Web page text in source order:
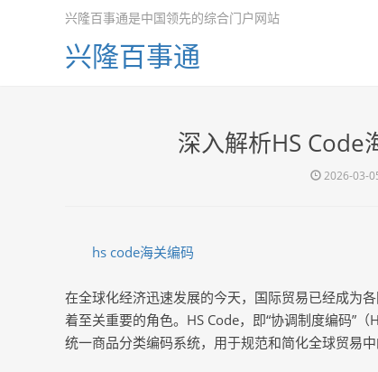
兴隆百事通是中国领先的综合门户网站
兴隆百事通
深入解析HS Code
2026-03-
hs code海关编码
在全球化经济迅速发展的今天，国际贸易已经成为
着至关重要的角色。HS Code，即“协调制度编码”
统一商品分类编码系统，用于规范和简化全球贸易中